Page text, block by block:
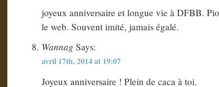
joyeux anniversaire et longue vie à DFBB.
le web. Souvent imité, jamais égalé.
Wannag Says:
avril 17th, 2014 at 19:07
Joyeux anniversaire ! Plein de caca à toi.